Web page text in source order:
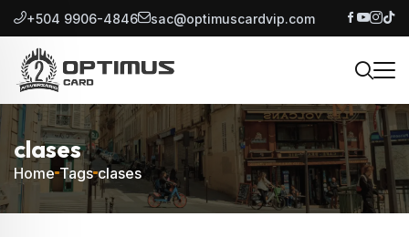
+504 9906-4846 sac@optimuscardvip.com
clases
Home Tags clases